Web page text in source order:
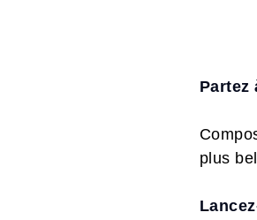
Partez
plus